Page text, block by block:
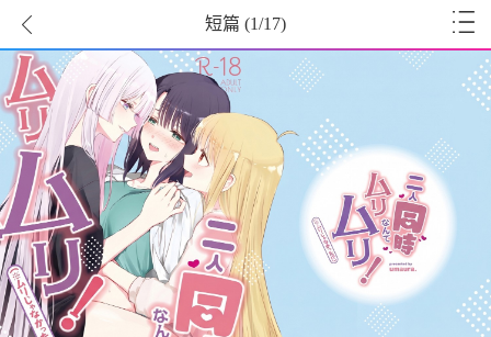
短篇 (1/17)